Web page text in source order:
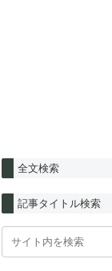
全文検索
記事タイトル検索